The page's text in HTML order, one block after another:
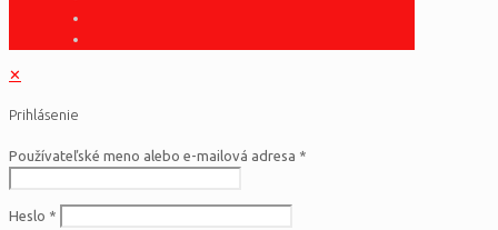
✕
Prihlásenie
Používateľské meno alebo e-mailová adresa *
Heslo *